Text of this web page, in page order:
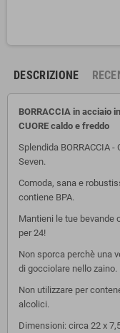
DESCRIZIONE
BORRACCIA in acciaio
CUORE caldo e freddo
Splendida BORRACCIA -
Seven.
Comoda, sana e
contiene BPA.
Mantieni le tue bevande
per 24!
Non sporca perchè una
di gocciolare nello zaino.
Non utilizzare per
alcolici.
Dimensioni: circa 22 x